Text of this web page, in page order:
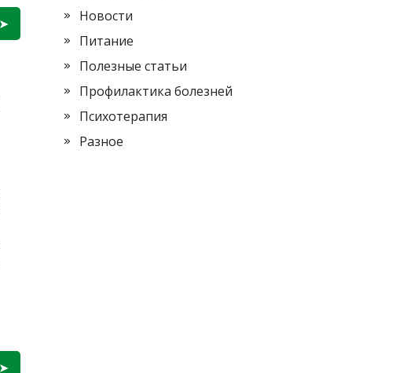
Новости
Питание
Полезные статьи
Профилактика болезней
Психотерапия
Разное